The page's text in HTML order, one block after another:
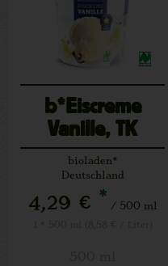
b*Eiscreme
Vanille, TK
bioladen*
Deutschland
4,29 € * / 500 ml